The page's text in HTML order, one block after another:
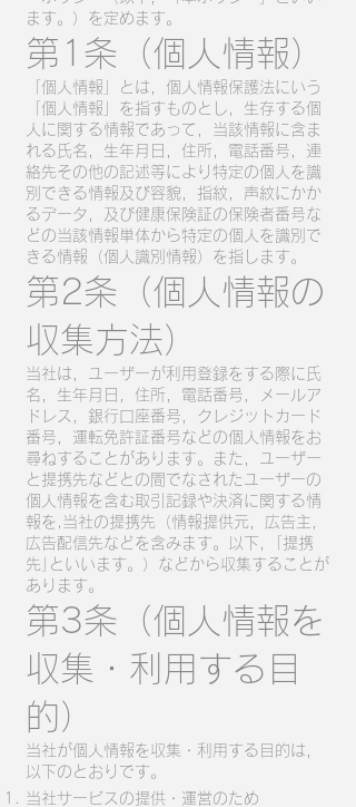
ます。）を定めます。
第1条（個人情報）
「個人情報」とは，個人情報保護法にいう
「個人情報」を指すものとし，生存する個
人に関する情報であって，当該情報に含ま
れる氏名，生年月日，住所，電話番号，連
絡先その他の記述等により特定の個人を識
別できる情報及び容貌，指紋，声紋にかか
るデータ，及び健康保険証の保険者番号な
どの当該情報単体から特定の個人を識別で
きる情報（個人識別情報）を指します。
第2条（個人情報の
収集方法）
当社は，ユーザーが利用登録をする際に氏
名，生年月日，住所，電話番号，メールア
ドレス，銀行口座番号，クレジットカード
番号，運転免許証番号などの個人情報をお
尋ねすることがあります。また，ユーザー
と提携先などとの間でなされたユーザーの
個人情報を含む取引記録や決済に関する情
報を,当社の提携先（情報提供元，広告主，
広告配信先などを含みます。以下，｢提携
先｣といいます。）などから収集することが
あります。
第3条（個人情報を
収集・利用する目
的）
当社が個人情報を収集・利用する目的は，
以下のとおりです。
当社サービスの提供・運営のため